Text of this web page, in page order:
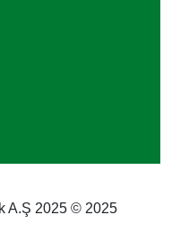
2025 © 2025 Hektaş Ticaret Türk A.Ş. جميع الحقوق محفوظة.